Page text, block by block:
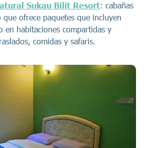
Sukau Bilit Resort: cabañas
ofrece paquetes que incluyen
en habitaciones compartidas y
comidas y safaris.